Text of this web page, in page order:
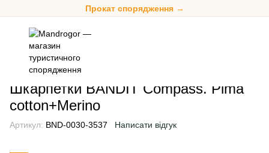
Прокат спорядження →
Одяг Шкарпетки
Шкарпетки BANDIT Compass. Pima
cotton+Merino
Артикул: BND-0030-3537 Написати відгук